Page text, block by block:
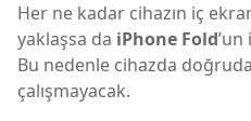
Her ne kadar cihazın iç
yaklaşsa da iPhone Fold
Bu nedenle cihazda
çalışmayacak.